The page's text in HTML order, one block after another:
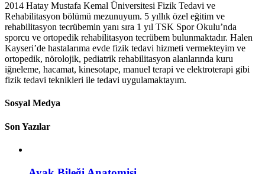
2014 Hatay Mustafa Kemal Üniversitesi Fizik Tedavi ve
Rehabilitasyon bölümü mezunuyum. 5 yıllık özel eğitim ve
rehabilitasyon tecrübemin yanı sıra 1 yıl TSK Spor Okulu’nda
sporcu ve ortopedik rehabilitasyon tecrübem bulunmaktadır. Halen
Kayseri’de hastalarıma evde fizik tedavi hizmeti vermekteyim ve
ortopedik, nörolojik, pediatrik rehabilitasyon alanlarında kuru
iğneleme, hacamat, kinesotape, manuel terapi ve elektroterapi gibi
fizik tedavi teknikleri ile tedavi uygulamaktayım.
Sosyal Medya
Son Yazılar